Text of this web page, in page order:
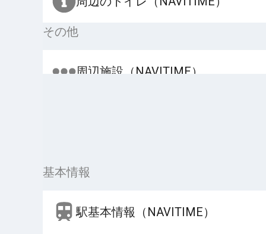
その他
周辺施設（NAVITIME）
基本情報
駅基本情報（NAVITIME）